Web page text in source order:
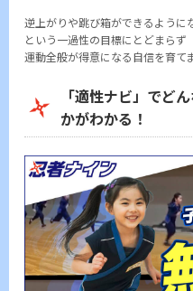
逆上がりや跳び箱ができるように
という一過性の目標にとどまらず
運動全般が得意になる自信を育て
「適性ナビ」でど
かがわかる！